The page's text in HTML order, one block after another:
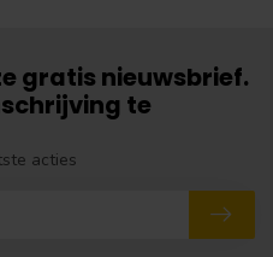
gratis nieuwsbrief.
te
acties